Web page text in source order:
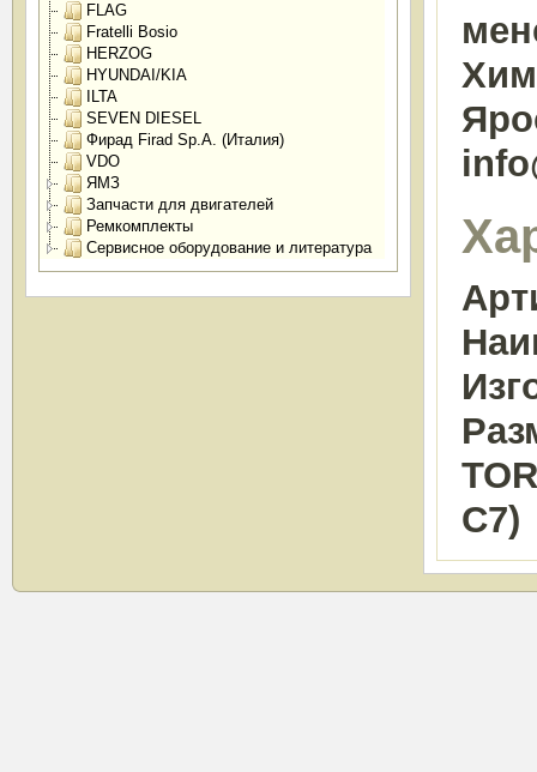
FLAG
Fratelli Bosio
HERZOG
HYUNDAI/KIA
ILTA
SEVEN DIESEL
Фирад Firad Sp.A. (Италия)
VDO
ЯМЗ
Запчасти для двигателей
Ремкомплекты
Сервисное оборудование и литература
C7)